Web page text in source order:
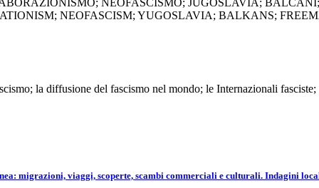
NEOFASCISMO; JUGOSLAVIA;
NEOFASCISM; YUGOSLAVIA; BALKANS;
la diffusione del fascismo nel mondo; le Internazionali
migrazioni, viaggi, scoperte, scambi commerciali e culturali. Indagini